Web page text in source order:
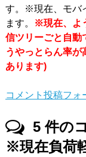
す。※現在、モバ
ます。
※現在、よ
信ツリーごと自動
うやっとらん率が
あります)
コメント投稿フォ
5件の
※現在負荷